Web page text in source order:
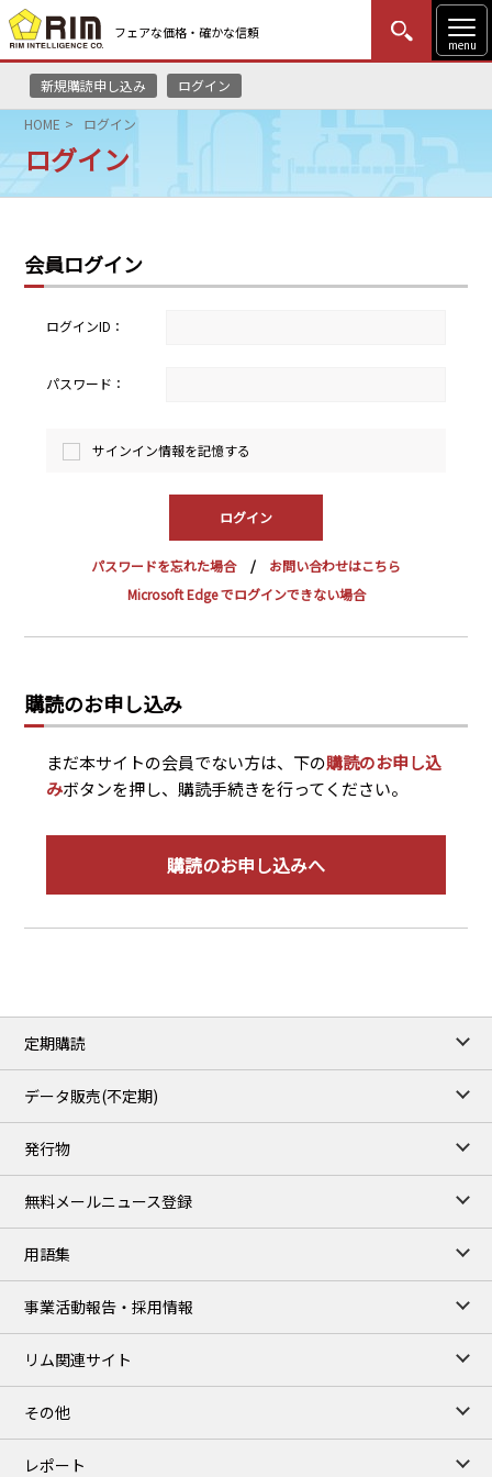
フェアな価格・確かな信頼
menu
新規購読申し込み ログイン
MENU
はじめての方
HOME
リムレポート
メソドロジー
研修・セミナー
採用情報
English Website
瑞姆亜太能源諮問(北京)
HOME ログイン
ログイン
会員ログイン
ログインID：
パスワード：
サインイン情報を記憶する
パスワードを忘れた場合
お問い合わせはこちら
Microsoft Edge でログインできない場合
購読のお申し込み
まだ本サイトの会員でない方は、下の購読のお申し込
みボタンを押し、購読手続きを行ってください。
購読のお申し込みへ
定期購読
データ販売(不定期)
発行物
無料メールニュース登録
用語集
事業活動報告・採用情報
リム関連サイト
その他
レポート